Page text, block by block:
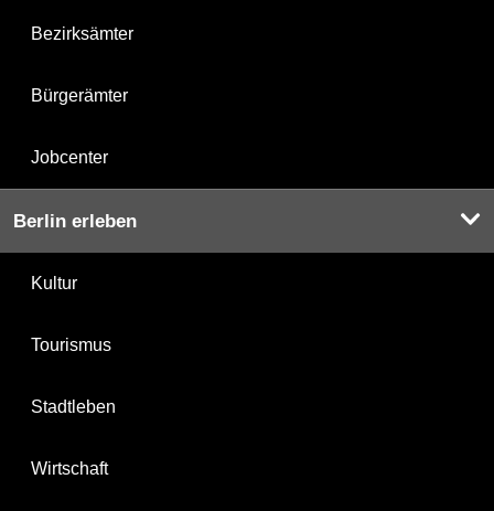
Bezirksämter
Bürgerämter
Jobcenter
Berlin erleben
Kultur
Tourismus
Stadtleben
Wirtschaft